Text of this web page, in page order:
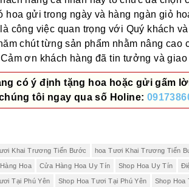
hoa gửi trong ngày và hàng ngàn giỏ
công việc quan trọng với Quý khách
chút từng sản phẩm nhằm nâng
ơn khách hàng đã tin tưởng và
có ý định tặng hoa hoặc gửi gấm
tôi ngay qua số Holine:
Khai Trương Tiến Bước hoa Tươi Khai Trương Tiến
Hoa Cửa Hàng Hoa Uy Tín Shop Hoa Uy Tín
Tại Phú Yên Shop Hoa Tươi Tại Phú Yên Shop Hoa